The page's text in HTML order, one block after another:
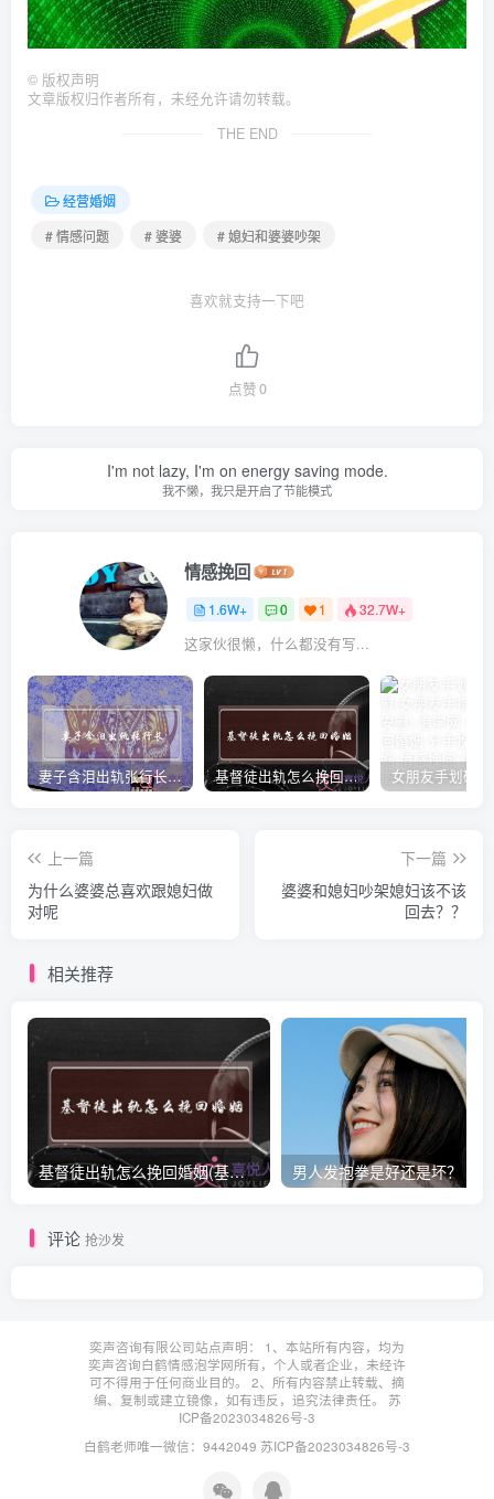
© 版权声明
文章版权归作者所有，未经允许请勿转载。
THE END
经营婚姻
# 情感问题
# 婆婆 # 媳妇和婆婆吵架
喜欢就支持一下吧
点赞0
I'm not lazy, I'm on energy saving mode.
我不懒，我只是开启了节能模式
情感挽回
1.6W+ 0 1 32.7W+
这家伙很懒，什么都没有写...
妻子含泪出轨张行长 她说全都是因为家中 基督徒出轨怎么挽回婚姻(基督徒面对出轨婚姻)
上一篇
为什么婆婆总喜欢跟媳妇做
对呢
下一篇
婆婆和媳妇吵架媳妇该不该
回去？？
相关推荐
基督徒出轨怎么挽回婚姻(基督徒面对出轨婚姻) 男人发抱拳是好还是坏？
评论 抢沙发
奕声咨询有限公司站点声明： 1、本站所有内容，均为
奕声咨询白鹤情感泡学网所有，个人或者企业，未经许
可不得用于任何商业目的。 2、所有内容禁止转载、摘
编、复制或建立镜像，如有违反，追究法律责任。 苏
ICP备2023034826号-3
白鹤老师唯一微信：9442049 苏ICP备2023034826号-3